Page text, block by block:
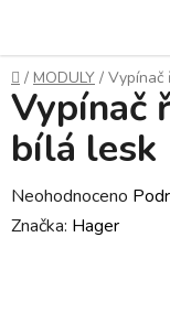
obsah
Domů
/ MODULY / Vypínač
Vypínač
bílá lesk
Průměrné
hodnocení
Neohodnoceno
Značka: Hager